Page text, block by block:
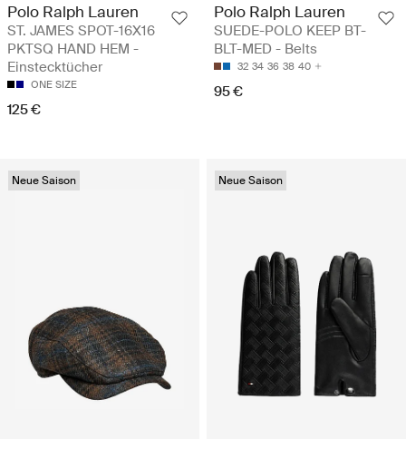
Polo Ralph Lauren
ST. JAMES SPOT-16X16
PKTSQ HAND HEM -
Einstecktücher
ONE SIZE
125 €
Polo Ralph Lauren
SUEDE-POLO KEEP BT-
BLT-MED - Belts
32 34 36 38 40
95 €
Neue Saison Neue Saison